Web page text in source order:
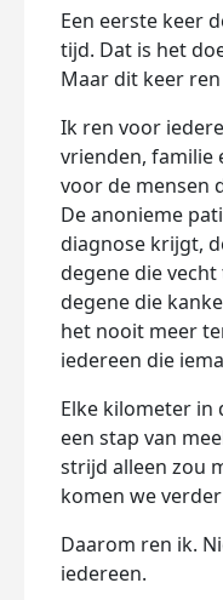
Een eerste keer
tijd. Dat is het
Maar dit keer
Ik ren voor
vrienden, familie
voor de mensen
De anonieme
diagnose krijgt,
degene die
degene die
het nooit meer
iedereen die
Elke kilometer in
een stap van
strijd alleen zou
komen we
Daarom ren ik.
iedereen.